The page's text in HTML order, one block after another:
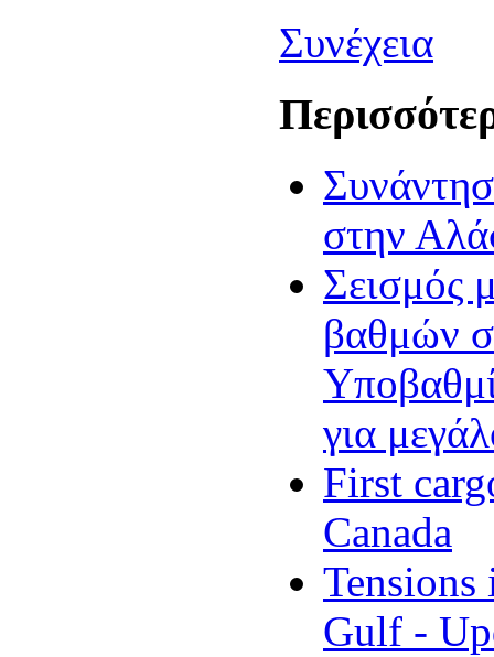
Συνέχεια
στην
Σεισμός
βαθμών
για
First
Canada
Gulf -